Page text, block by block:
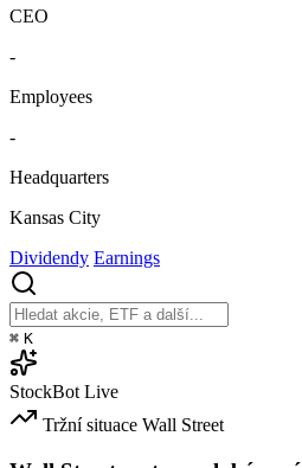
CEO
-
Employees
-
Headquarters
Kansas City
Dividendy Earnings
⌘ K
StockBot Live
Tržní situace Wall Street